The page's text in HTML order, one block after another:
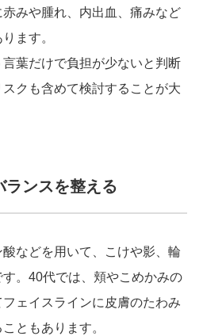
みや腫れ、内出血、痛みなど
ます。
言葉だけで負担が少ないと判断
クも含めて検討することが大
ンスを整える
などを用いて、こけや影、輪
。40代では、頬やこめかみの
ェイスラインに皮膚のたわみ
ともあります。